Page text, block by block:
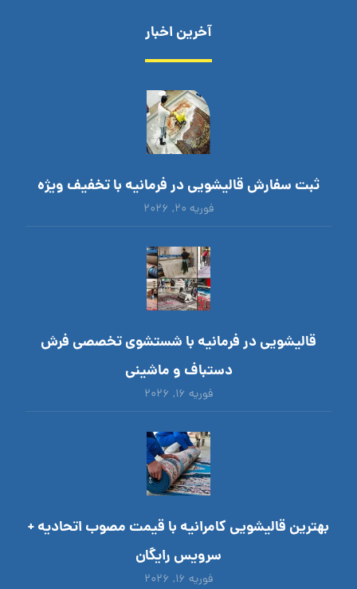
آخرین اخبار
ثبت سفارش قالیشویی در فرمانیه با تخفیف ویژه
فوریه ۲۰, ۲۰۲۶
قالیشویی در فرمانیه با شستشوی تخصصی فرش
دستباف و ماشینی
فوریه ۱۶, ۲۰۲۶
بهترین قالیشویی کامرانیه با قیمت مصوب اتحادیه +
سرویس رایگان
فوریه ۱۶, ۲۰۲۶